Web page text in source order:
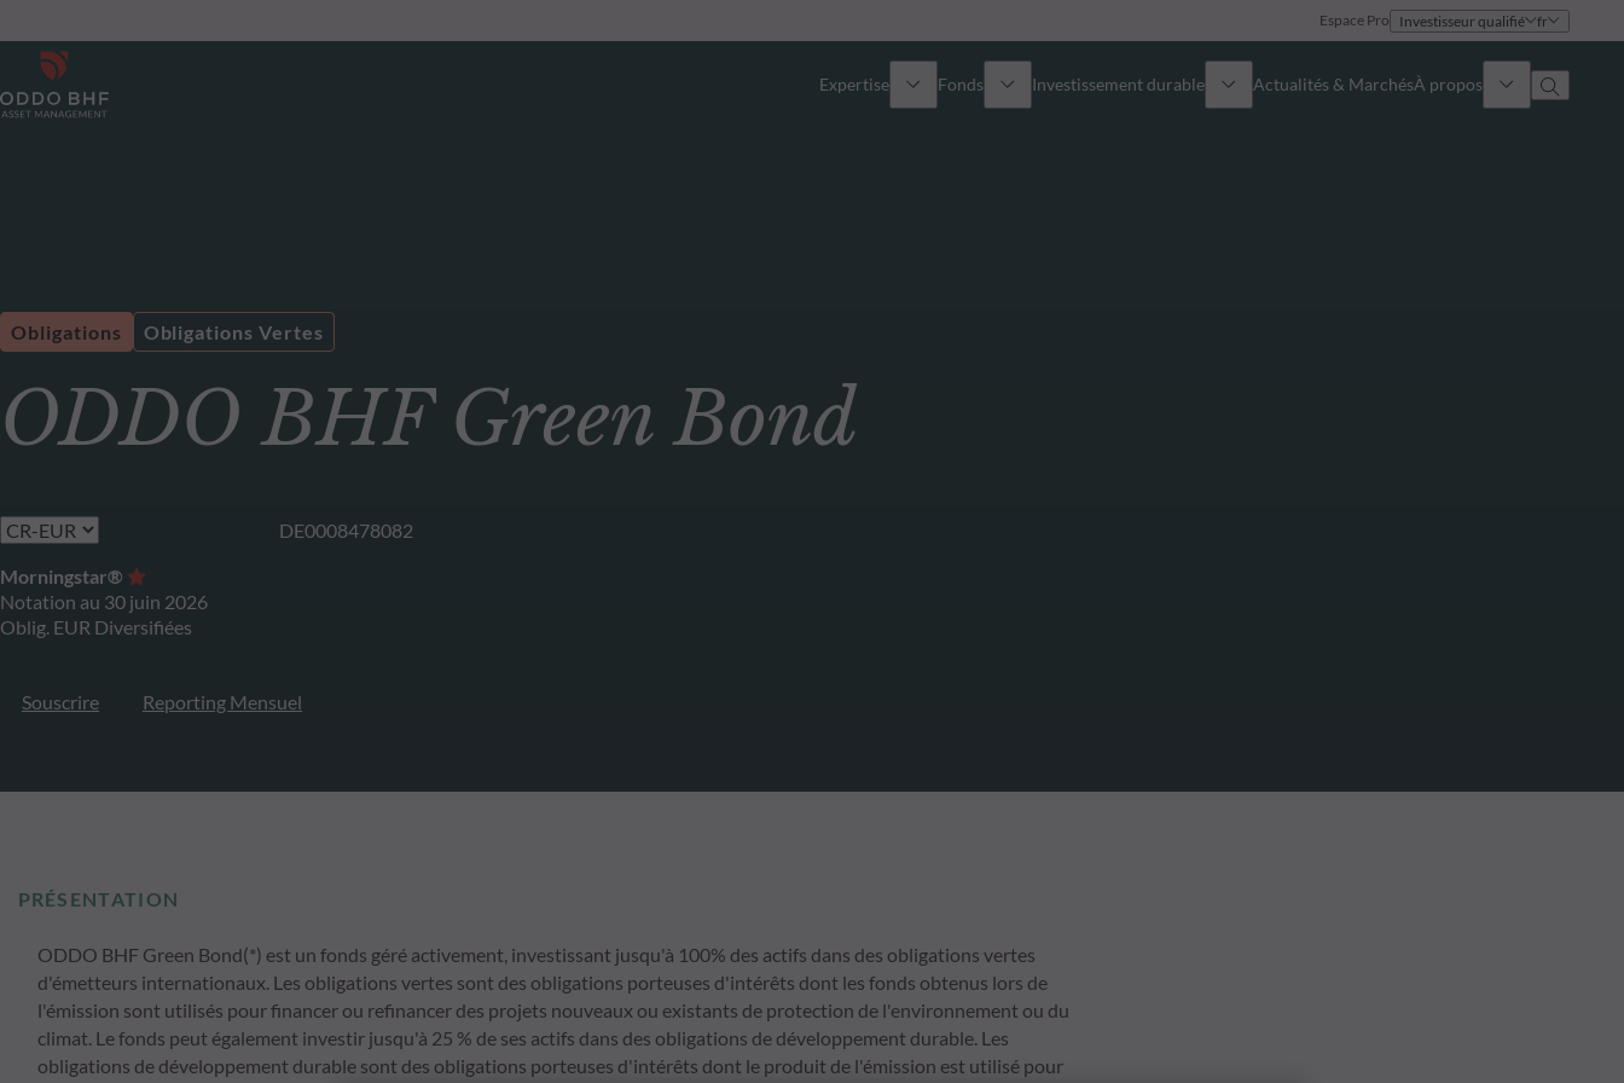
Espace Pro Investisseur qualifié fr
Expertise
Multi-Actifs
Fonds Investissement durable Actualités & MarchésÀ propos
ODDO BHF Green Bond
Obligations Obligations Vertes
DE0008478082
Morningstar®
Notation au 30 juin 2026
Oblig. EUR Diversifiées
Souscrire Reporting Mensuel
PRÉSENTATION
ODDO BHF Green Bond(*) est un fonds géré activement, investissant jusqu'à 100% des actifs dans des obligations vertes
d'émetteurs internationaux. Les obligations vertes sont des obligations porteuses d'intérêts dont les fonds obtenus lors de
l'émission sont utilisés pour financer ou refinancer des projets nouveaux ou existants de protection de l'environnement ou du
climat. Le fonds peut également investir jusqu'à 25 % de ses actifs dans des obligations de développement durable. Les
obligations de développement durable sont des obligations porteuses d'intérêts dont le produit de l'émission est utilisé pour